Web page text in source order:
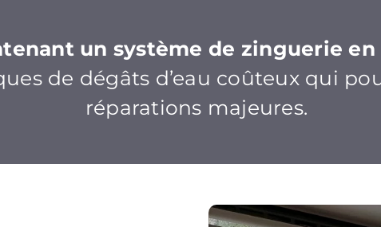
un système de zinguerie
de dégâts d’eau coûteux qui
réparations majeures.